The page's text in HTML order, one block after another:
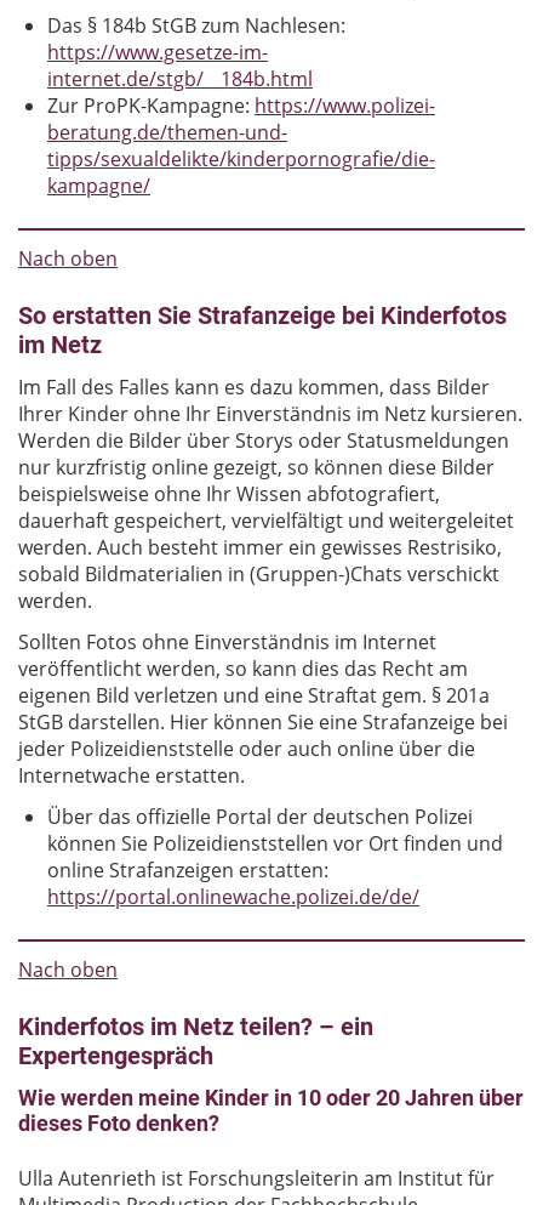
Das § 184b StGB zum Nachlesen:
https://www.gesetze-im-
internet.de/stgb/__184b.html
Zur ProPK-Kampagne: https://www.polizei-
beratung.de/themen-und-
tipps/sexualdelikte/kinderpornografie/die-
kampagne/
Nach oben
So erstatten Sie Strafanzeige bei Kinderfotos
im Netz
Im Fall des Falles kann es dazu kommen, dass Bilder
Ihrer Kinder ohne Ihr Einverständnis im Netz kursieren.
Werden die Bilder über Storys oder Statusmeldungen
nur kurzfristig online gezeigt, so können diese Bilder
beispielsweise ohne Ihr Wissen abfotografiert,
dauerhaft gespeichert, vervielfältigt und weitergeleitet
werden. Auch besteht immer ein gewisses Restrisiko,
sobald Bildmaterialien in (Gruppen-)Chats verschickt
werden.
Sollten Fotos ohne Einverständnis im Internet
veröffentlicht werden, so kann dies das Recht am
eigenen Bild verletzen und eine Straftat gem. § 201a
StGB darstellen. Hier können Sie eine Strafanzeige bei
jeder Polizeidienststelle oder auch online über die
Internetwache erstatten.
Über das offizielle Portal der deutschen Polizei
können Sie Polizeidienststellen vor Ort finden und
online Strafanzeigen erstatten:
https://portal.onlinewache.polizei.de/de/
Nach oben
Kinderfotos im Netz teilen? – ein
Expertengespräch
Wie werden meine Kinder in 10 oder 20 Jahren über
dieses Foto denken?
Ulla Autenrieth ist Forschungsleiterin am Institut für